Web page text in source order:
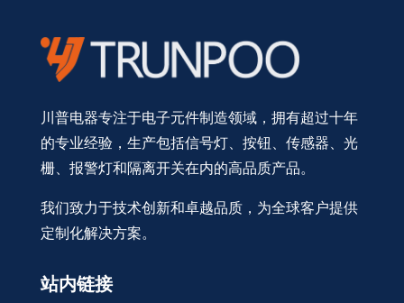
川普电器专注于电子元件制造领域，拥有超过十年
的专业经验，生产包括信号灯、按钮、传感器、光
栅、报警灯和隔离开关在内的高品质产品。
我们致力于技术创新和卓越品质，为全球客户提供
定制化解决方案。
站内链接